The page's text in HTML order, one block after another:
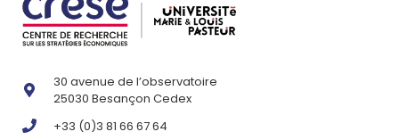
30 avenue de l’observatoire
25030 Besançon Cedex
+33 (0)3 81 66 67 64